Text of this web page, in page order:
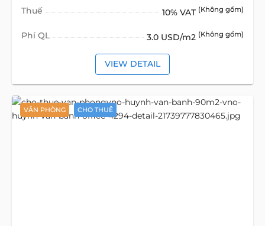
Thuế 10% VAT (Không gồm)
Phí QL 3.0 USD/m2 (Không gồm)
VIEW DETAIL
VĂN PHÒNG CHO THUÊ